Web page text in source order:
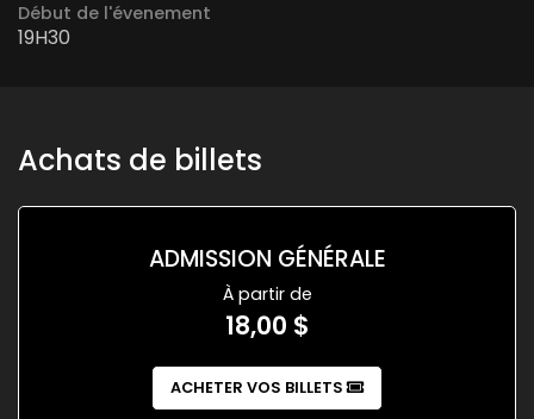
Début de l'évenement
19H30
Achats de billets
ADMISSION GÉNÉRALE
À partir de
18,00 $
ACHETER VOS BILLETS